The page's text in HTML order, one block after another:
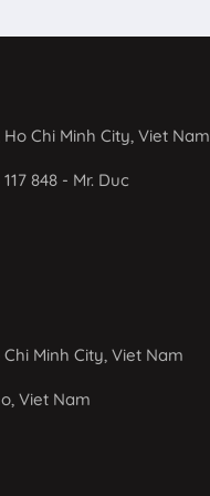
Chi Minh City, Viet Nam
848 - Mr. Duc
Minh City, Viet Nam
Viet Nam